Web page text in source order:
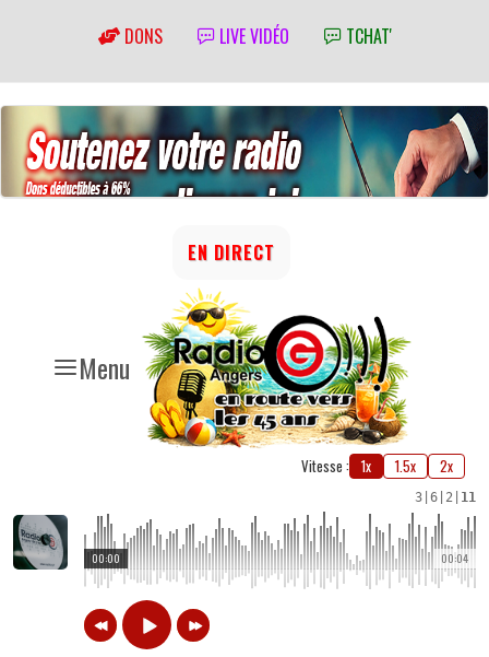
DONS LIVE VIDÉO TCHAT'
Menu
EN DIRECT
Vitesse : 1x 1.5x 2x
3 6 2 11
00:04
00:00